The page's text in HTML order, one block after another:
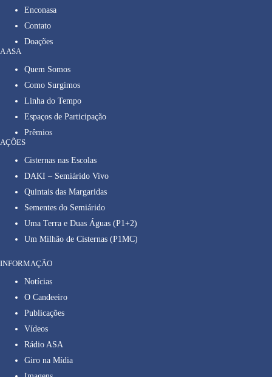
Enconasa
Contato
Doações
A ASA
Quem Somos
Como Surgimos
Linha do Tempo
Espaços de Participação
Prêmios
AÇÕES
Cisternas nas Escolas
DAKI – Semiárido Vivo
Quintais das Margaridas
Sementes do Semiárido
Uma Terra e Duas Águas (P1+2)
Um Milhão de Cisternas (P1MC)
INFORMAÇÃO
Notícias
O Candeeiro
Publicações
Vídeos
Rádio ASA
Giro na Mídia